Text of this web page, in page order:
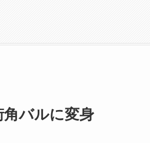
バルに変身